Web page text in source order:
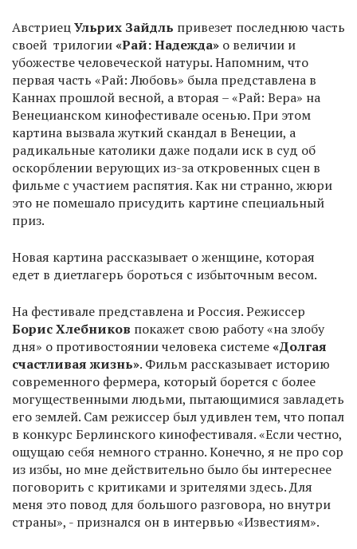
АвстриецУльрих Зайдль привезет последнюю часть
своей трилогии«Рай: Надежда» о величии и
убожестве человеческой натуры. Напомним, что
первая часть «Рай: Любовь» была представлена в
Каннах прошлой весной, а вторая – «Рай: Вера» на
Венецианском кинофестивале осенью. При этом
картина вызвала жуткий скандал в Венеции, а
радикальные католики даже подали иск в суд об
оскорблении верующих из-за откровенных сцен в
фильме с участием распятия. Как ни странно, жюри
это не помешало присудить картине специальный
приз.
Новая картина рассказывает о женщине, которая
едет в диетлагерь бороться с избыточным весом.
На фестивале представлена и Россия. Режиссер
Борис Хлебников покажет свою работу «на злобу
дня» о противостоянии человека системе«Долгая
счастливая жизнь». Фильм рассказывает историю
современного фермера, который борется с более
могущественными людьми, пытающимися завладеть
его землей. Сам режиссер был удивлен тем, что попал
в конкурс Берлинского кинофестиваля. «Если честно,
ощущаю себя немного странно. Конечно, я не про сор
из избы, но мне действительно было бы интереснее
поговорить с критиками и зрителями здесь. Для
меня это повод для большого разговора, но внутри
страны», - признался он в интервью «Известиям».